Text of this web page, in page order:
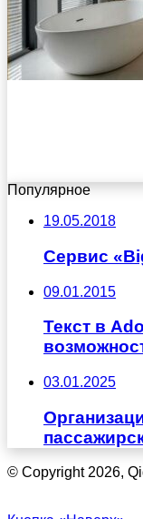
Популярное
19.05.2018
Сервис
09.01.2015
Текст в
03.01.2025
© Copyright 2026,